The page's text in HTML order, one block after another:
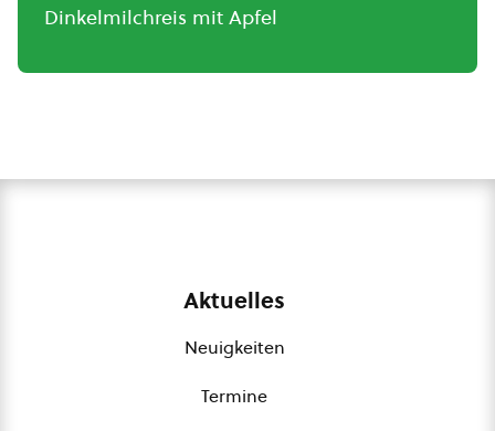
Dinkelmilchreis mit Apfel
Aktuelles
Neuigkeiten
Termine